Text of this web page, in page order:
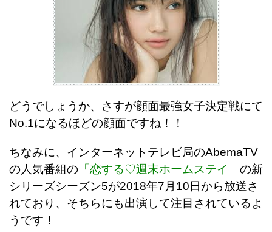
どうでしょうか、さすが顔面最強女子決定戦にて
No.1になるほどの顔面ですね！！
ちなみに、インターネットテレビ局のAbemaTV
の人気番組の 「恋する♡週末ホームステイ」 の新
シリーズシーズン5が2018年7月10日から放送さ
れており、そちらにも出演して注目されているよ
うです！